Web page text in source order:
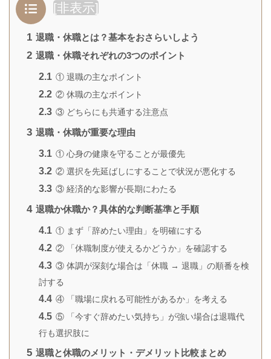
[非表示]
1 退職・休職とは？基本をおさらいしよう
2 退職・休職それぞれの3つのポイント
2.1 ① 退職の主なポイント
2.2 ② 休職の主なポイント
2.3 ③ どちらにも共通する注意点
3 退職・休職が重要な理由
3.1 ① 心身の健康を守ることが最優先
3.2 ② 選択を先延ばしにすることで状況が悪化する
3.3 ③ 経済的な影響が長期にわたる
4 退職か休職か？具体的な判断基準と手順
4.1 ① まず「辞めたい理由」を明確にする
4.2 ② 「休職制度が使えるかどうか」を確認する
4.3 ③ 体調が深刻な場合は「休職 → 退職」の順番を検
討する
4.4 ④ 「職場に戻れる可能性があるか」を考える
4.5 ⑤ 「今すぐ辞めたい気持ち」が強い場合は退職代
行も選択肢に
5 退職と休職のメリット・デメリット比較まとめ